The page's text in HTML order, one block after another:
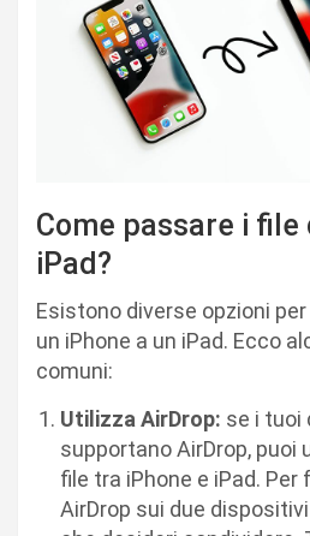
Come passare i file
iPad?
Esistono diverse opzioni
un iPhone a un iPad. Ecco
comuni:
Utilizza AirDrop: se i tuoi
supportano AirDrop, puoi
file tra iPhone e iPad. Per
AirDrop sui due